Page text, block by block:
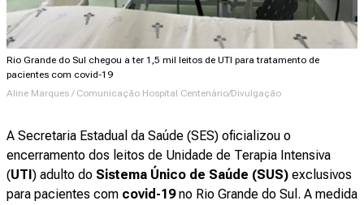
Rio Grande do Sul chegou a ter 1,5 mil leitos de UTI para tratamento de
pacientes com covid-19
Aline Marques / Comunicação Hospital Centenário/Divulgação
A Secretaria Estadual da Saúde (SES) oficializou o
encerramento dos leitos de Unidade de Terapia Intensiva
(UTI) adulto do Sistema Único de Saúde (SUS) exclusivos
para pacientes com covid-19no Rio Grande do Sul. A medida